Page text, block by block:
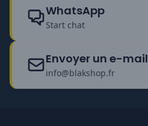
WhatsApp
Start chat
Envoyer un e-mail
info@blakshop.fr